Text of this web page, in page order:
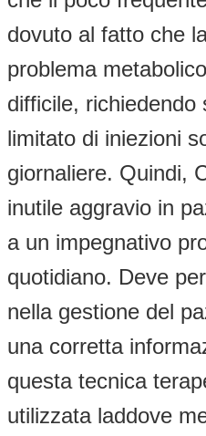
dovuto al fatto che
problema
difficile, richiedendo
limitato di iniezioni
giornaliere. Quindi,
inutile aggravio in
a un impegnativo
quotidiano. Deve
nella gestione del
una corretta
questa tecnica
utilizzata laddove